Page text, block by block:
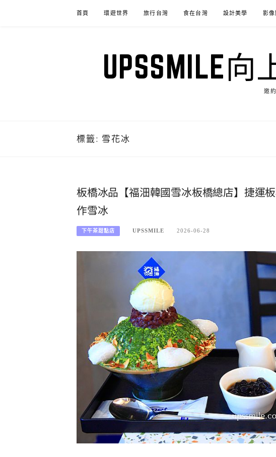
首頁 環遊世界 旅行台灣 食在台灣 設計美學 影像
UPSSMILE
邀
標籤: 雪花冰
板橋冰品【福沺韓國雪冰板橋總店】捷運
作雪冰
下午茶甜點店 UPSSMILE 2026-06-28